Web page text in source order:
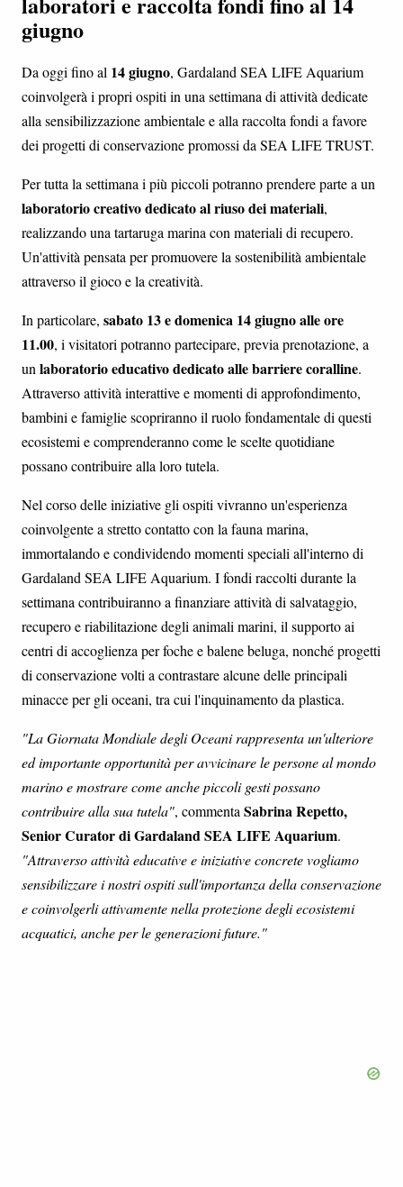
giugno
Da oggi fino al 14 giugno, Gardaland SEA LIFE Aquarium
coinvolgerà i propri ospiti in una settimana di attività dedicate
alla sensibilizzazione ambientale e alla raccolta fondi a favore
dei progetti di conservazione promossi da SEA LIFE TRUST.
Per tutta la settimana i più piccoli potranno prendere parte a un
laboratorio creativo dedicato al riuso dei materiali,
realizzando una tartaruga marina con materiali di recupero.
Un'attività pensata per promuovere la sostenibilità ambientale
attraverso il gioco e la creatività.
In particolare, sabato 13 e domenica 14 giugno alle ore
11.00, i visitatori potranno partecipare, previa prenotazione, a
un laboratorio educativo dedicato alle barriere coralline.
Attraverso attività interattive e momenti di approfondimento,
bambini e famiglie scopriranno il ruolo fondamentale di questi
ecosistemi e comprenderanno come le scelte quotidiane
possano contribuire alla loro tutela.
Nel corso delle iniziative gli ospiti vivranno un'esperienza
coinvolgente a stretto contatto con la fauna marina,
immortalando e condividendo momenti speciali all'interno di
Gardaland SEA LIFE Aquarium. I fondi raccolti durante la
settimana contribuiranno a finanziare attività di salvataggio,
recupero e riabilitazione degli animali marini, il supporto ai
centri di accoglienza per foche e balene beluga, nonché progetti
di conservazione volti a contrastare alcune delle principali
minacce per gli oceani, tra cui l'inquinamento da plastica.
"La Giornata Mondiale degli Oceani rappresenta un'ulteriore
ed importante opportunità per avvicinare le persone al mondo
marino e mostrare come anche piccoli gesti possano
contribuire alla sua tutela", commenta Sabrina Repetto,
Senior Curator di Gardaland SEA LIFE Aquarium.
"Attraverso attività educative e iniziative concrete vogliamo
sensibilizzare i nostri ospiti sull'importanza della conservazione
e coinvolgerli attivamente nella protezione degli ecosistemi
acquatici, anche per le generazioni future."